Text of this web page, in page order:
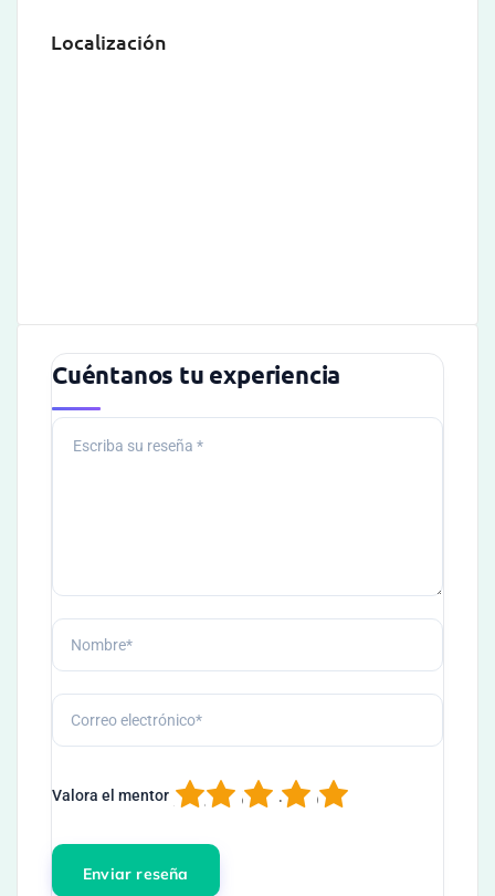
Localización
Cuéntanos tu experiencia
Valora el mentor 5
4
3
2
1